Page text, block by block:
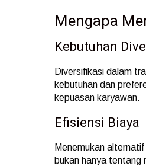
Mengapa
Kebutuhan
Diversifikasi dalam
kebutuhan dan
kepuasan karyawan.
Efisiensi Biaya
Menemukan
bukan hanya